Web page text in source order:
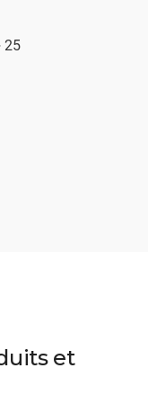
25
et